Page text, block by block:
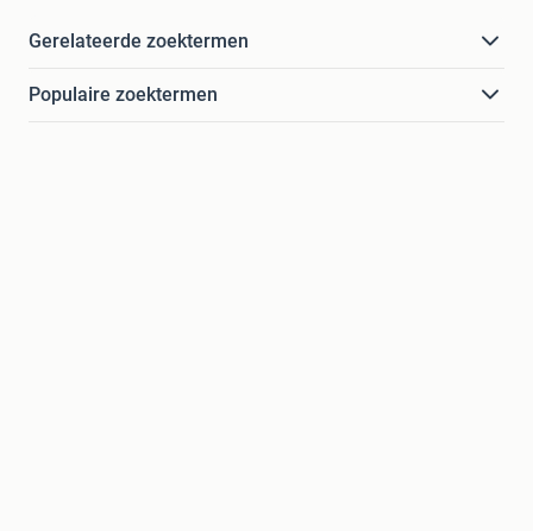
Gerelateerde zoektermen
Populaire zoektermen